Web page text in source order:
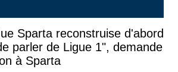
Sparta reconstruise d'abord
parler de Ligue 1", demande
à Sparta